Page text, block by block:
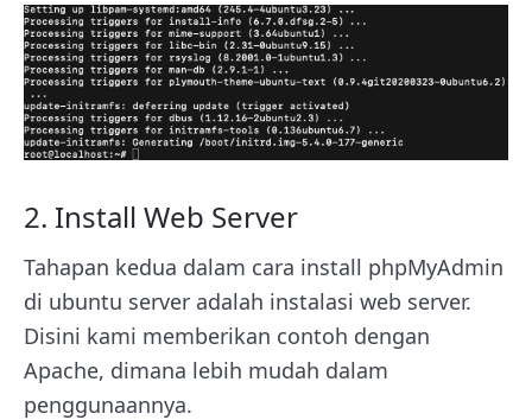
2. Install Web Server
Tahapan kedua dalam cara install phpMyAdmin
di ubuntu server adalah instalasi web server.
Disini kami memberikan contoh dengan
Apache, dimana lebih mudah dalam
penggunaannya.